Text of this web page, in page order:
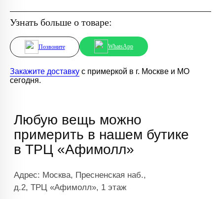
Узнать больше о товаре:
Позвоните WhatsApp
Закажите доставку с примеркой в г. Москве и МО
сегодня.